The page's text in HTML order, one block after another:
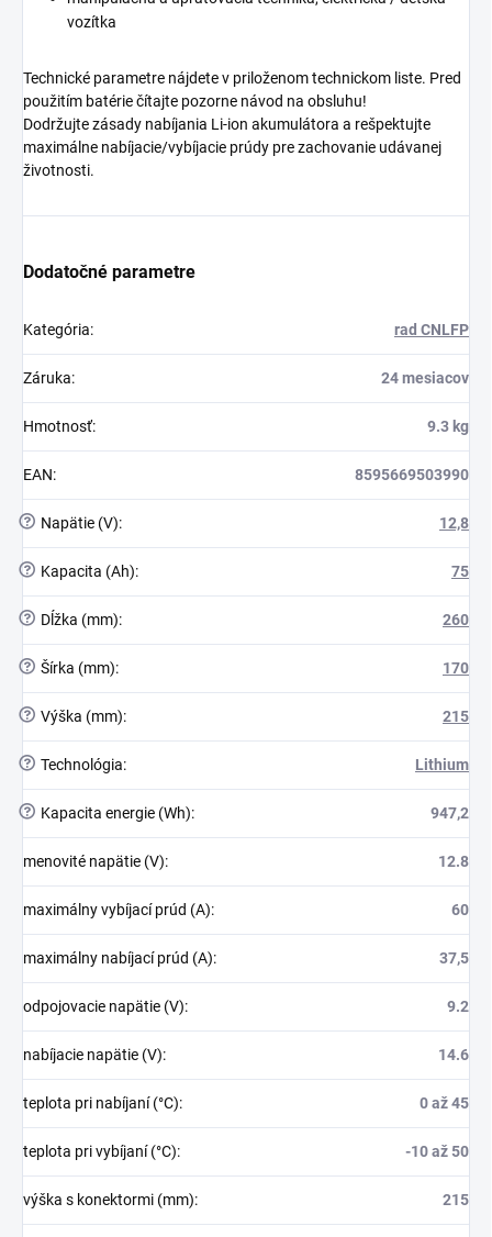
vozítka
Technické parametre nájdete v priloženom technickom liste. Pred
použitím batérie čítajte pozorne návod na obsluhu!
Dodržujte zásady nabíjania Li-ion akumulátora a rešpektujte
maximálne nabíjacie/vybíjacie prúdy pre zachovanie udávanej
životnosti.
Dodatočné parametre
Kategória: rad CNLFP
Záruka: 24 mesiacov
Hmotnosť: 9.3 kg
EAN: 8595669503990
? Napätie (V): 12,8
? Kapacita (Ah): 75
? Dĺžka (mm): 260
? Šírka (mm): 170
? Výška (mm): 215
? Technológia: Lithium
? Kapacita energie (Wh): 947,2
menovité napätie (V): 12.8
maximálny vybíjací prúd (A): 60
maximálny nabíjací prúd (A): 37,5
odpojovacie napätie (V): 9.2
nabíjacie napätie (V): 14.6
teplota pri nabíjaní (°C): 0 až 45
teplota pri vybíjaní (°C): -10 až 50
výška s konektormi (mm): 215